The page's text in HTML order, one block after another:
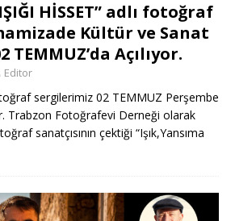
HİSSET” adlı fotoğraf
Kültür ve Sanat
Açılıyor.
Editor
sergilerimiz 02 TEMMUZ Perşembe
Trabzon Fotoğrafevi Derneği olarak
sanatçısının çektiği “Işık,Yansıma